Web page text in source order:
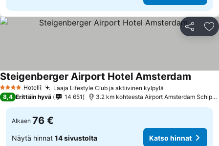
Jaa
4 Tähtiluokitus
Hotelli Laaja Lifestyle Club ja aktiivinen kylpylä
Steigenberger Airport Hotel Amsterdam
8,4 Erittäin hyvä 14 651 3.2 km kohteesta Airport Amsterdam Schiphol
Alkaen 76 €
Näytä hinnat 14 sivustolta Katso hinnat